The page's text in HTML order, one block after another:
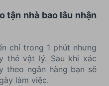
tận nhà bao lâu nhận
chỉ trong 1 phút nhưng
thẻ vật lý. Sau khi xác
theo ngân hàng bạn sẽ
làm việc.